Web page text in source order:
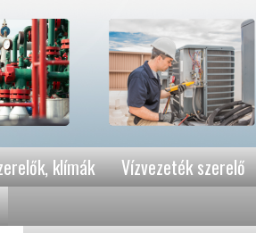
klímák Vízvezeték szerelő